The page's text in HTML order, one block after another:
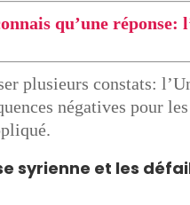
qu’une
plusieurs constats:
négatives pour
syrienne et les